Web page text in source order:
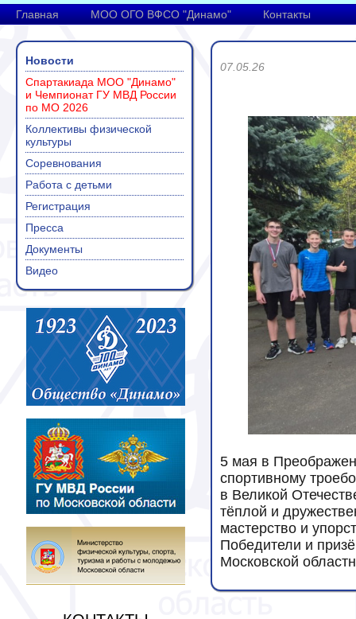
Главная МОО ОГО ВФСО "Динамо" Контакты
Новости
Спартакиада МОО "Динамо"
и Чемпионат ГУ МВД России
по МО 2026
Коллективы физической
культуры
Соревнования
Работа с детьми
Регистрация
Пресса
Документы
Видео
07.05.26
5 мая в
спортивному
в Великой
тёплой и
мастерство и
Победители и
Московской